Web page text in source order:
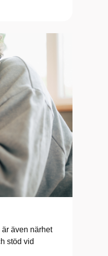
även närhet
stöd vid